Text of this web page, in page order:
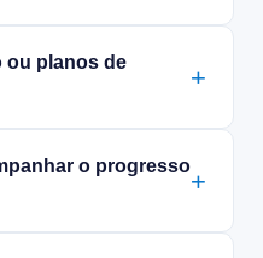
ou planos de
o progresso